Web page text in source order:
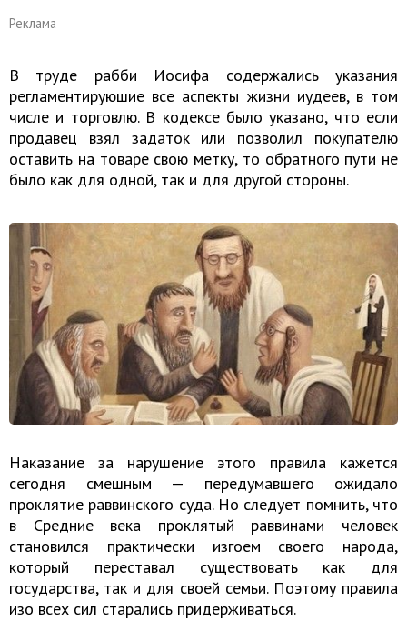
Реклама
В труде рабби Иосифа содержались указания
регламентируюшие все аспекты жизни иудеев, в том
числе и торговлю. В кодексе было указано, что если
продавец взял задаток или позволил покупателю
оставить на товаре свою метку, то обратного пути не
было как для одной, так и для другой стороны.
Наказание за нарушение этого правила кажется
сегодня смешным — передумавшего ожидало
проклятие раввинского суда. Но следует помнить, что
в Средние века проклятый раввинами человек
становился практически изгоем своего народа,
который переставал существовать как для
государства, так и для своей семьи. Поэтому правила
изо всех сил старались придерживаться.